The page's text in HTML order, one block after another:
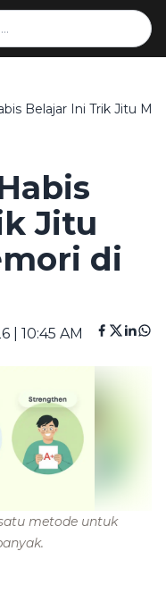
Belajar Ini Trik Jitu
Jitu
di
| 10:45 AM
metode untuk